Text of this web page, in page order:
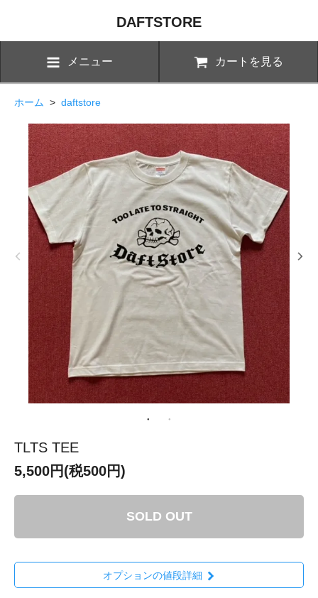
DAFTSTORE
メニュー カートを見る
ホーム > daftstore
TLTS TEE
5,500円(税500円)
SOLD OUT
オプションの値段詳細